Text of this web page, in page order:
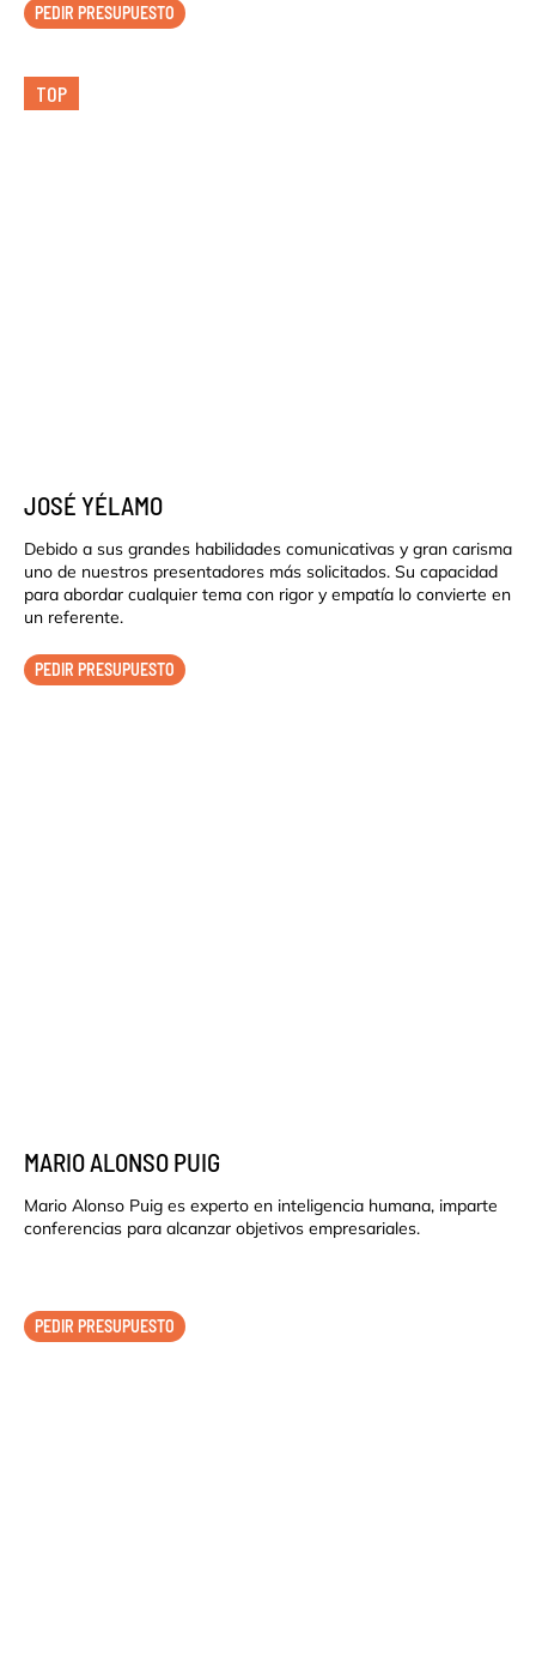
PEDIR PRESUPUESTO
TOP
JOSÉ YÉLAMO
Debido a sus grandes habilidades comunicativas y gran carisma
uno de nuestros presentadores más solicitados. Su capacidad
para abordar cualquier tema con rigor y empatía lo convierte en
un referente.
PEDIR PRESUPUESTO
MARIO ALONSO PUIG
Mario Alonso Puig es experto en inteligencia humana, imparte
conferencias para alcanzar objetivos empresariales.
PEDIR PRESUPUESTO